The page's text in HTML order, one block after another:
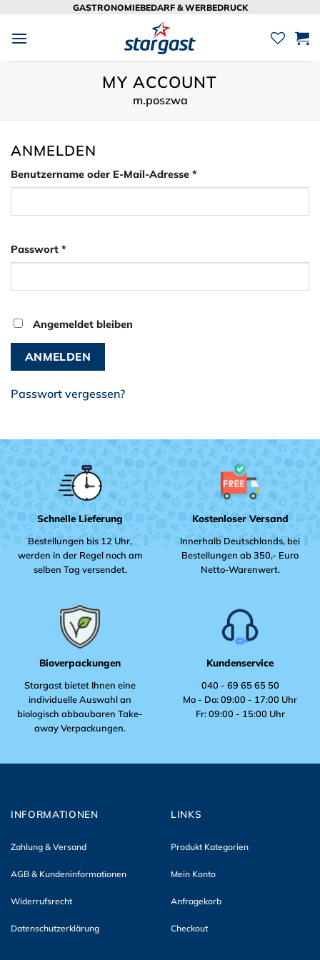
springen
GASTRONOMIEBEDARF & WERBEDRUCK
MY ACCOUNT
m.poszwa
ANMELDEN
Benutzername oder E-Mail-Adresse *
Passwort *
Angemeldet bleiben
ANMELDEN
Passwort vergessen?
Schnelle Lieferung
Bestellungen bis 12 Uhr,
werden in der Regel noch am
selben Tag versendet.
Kostenloser Versand
Innerhalb Deutschlands, bei
Bestellungen ab 350,- Euro
Netto-Warenwert.
Bioverpackungen
Stargast bietet Ihnen eine
individuelle Auswahl an
biologisch abbaubaren Take-
away Verpackungen.
Kundenservice
040 - 69 65 65 50
Mo - Do: 09:00 - 17:00 Uhr
Fr: 09:00 - 15:00 Uhr
INFORMATIONEN
Zahlung & Versand
AGB & Kundeninformationen
Widerrufsrecht
Datenschutzerklärung
LINKS
Produkt Kategorien
Mein Konto
Anfragekorb
Checkout